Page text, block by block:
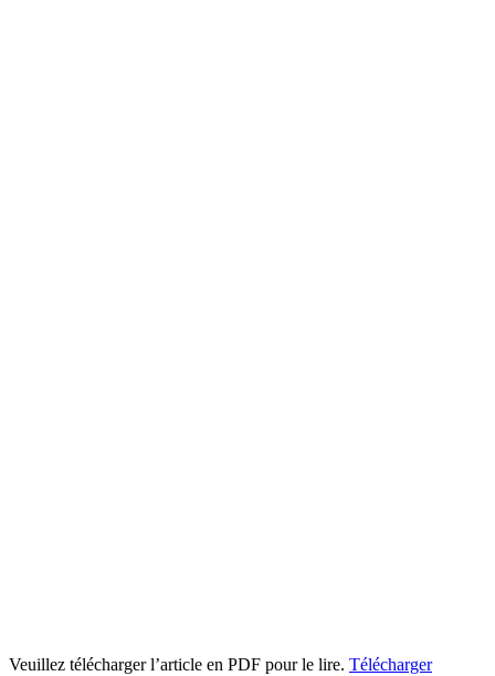
Veuillez télécharger l’article en PDF pour le lire. Télécharger